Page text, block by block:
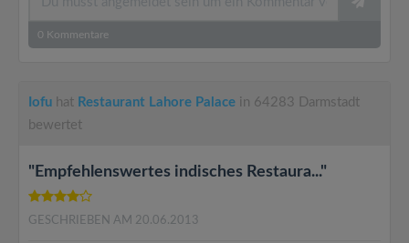
0 Kommentare
Iofu hat Restaurant Lahore Palace in 64283 Darmstadt
bewertet
"Empfehlenswertes indisches Restaura..."
GESCHRIEBEN AM 20.06.2013